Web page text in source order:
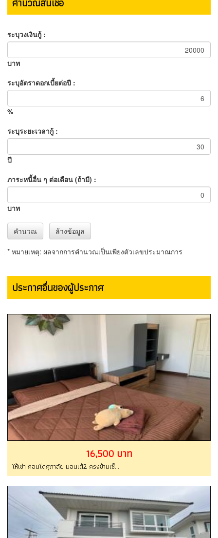
ปี
ภาระหนี้อื่น ๆ ต่อเดือน (ถ้ามี) :
บาท
คำนวณ ล้างข้อมูล
* หมายเหตุ: ผลจากการคำนวณเป็นเพียงตัวเลขประมาณการ
ประกาศอื่นของผู้ประกาศ
ให้เช่า คอนโดศุภาลัย มอนเต้2 ครงข้ามเซ็...
45,000 บาท
บ้านใหม่แกะกล่อง ในโครงการศุภาลัยเบลล่า...
ประกาศใกล้เคียง